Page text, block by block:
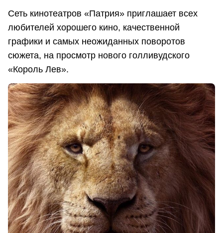
Сеть кинотеатров «Патрия» приглашает всех
любителей хорошего кино, качественной
графики и самых неожиданных поворотов
сюжета, на просмотр нового голливудского
«Король Лев».